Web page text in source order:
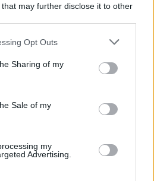
that may further disclose it to other
app uses one or more Google
behaviour. You may click to
and its third-party tags to
purposes in below Google
Opt Outs
Sharing of my
Sale of my
my
Advertising.
Diturco